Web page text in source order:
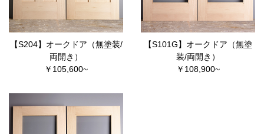
【S204】オークドア（無塗装/
両開き）
￥105,600~
【S101G】オークドア（無塗
装/両開き）
￥108,900~